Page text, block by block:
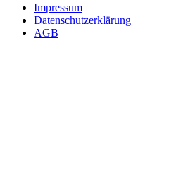
Impressum
Datenschutzerklärung
AGB